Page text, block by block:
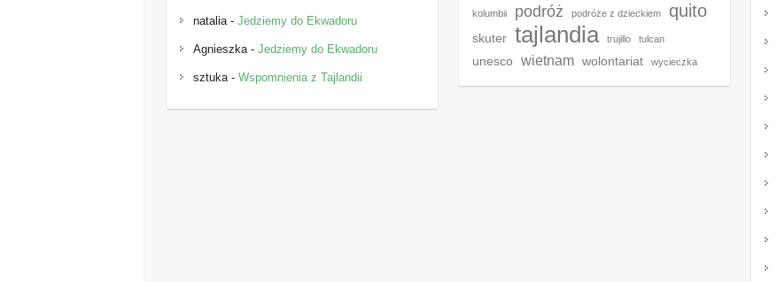
natalia-Jedziemy do Ekwadoru
Agnieszka-Jedziemy do Ekwadoru
sztuka-Wspomnienia z Tajlandii
kolumbii podróż podróże z dzieckiem quito
skuter tajlandia trujillo tulcan
unesco wietnam wolontariat wycieczka